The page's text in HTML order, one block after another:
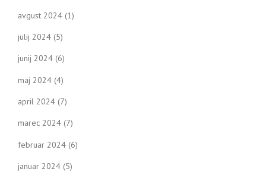
avgust 2024 (1)
julij 2024 (5)
junij 2024 (6)
maj 2024 (4)
april 2024 (7)
marec 2024 (7)
februar 2024 (6)
januar 2024 (5)